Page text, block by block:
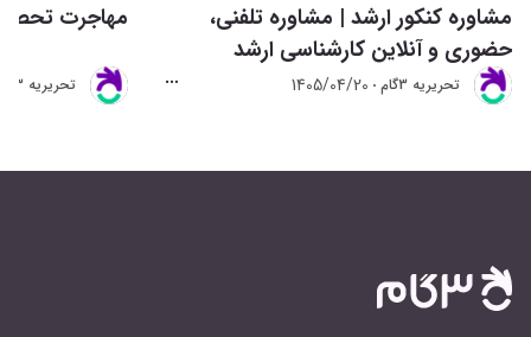
مشاوره کنکور ارشد | مشاوره تلفنی،
حضوری و آنلاین کارشناسی ارشد
تحريريه 3گام 1405/04/20
مهاجرت
تحريريه 3گام